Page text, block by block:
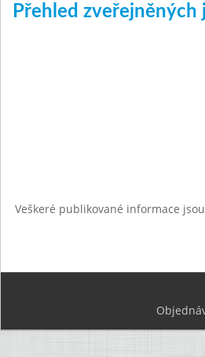
Přehled zveřejněných
Veškeré publikované informace